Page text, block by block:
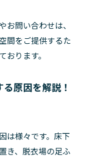
お問い合わせは、
間をご提供するた
ります。
原因を解説！
は様々です。床下
き、脱衣場の足ふ